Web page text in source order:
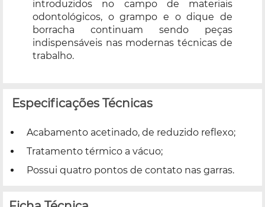
introduzidos no campo de materiais
odontológicos, o grampo e o dique de
borracha continuam sendo peças
indispensáveis nas modernas técnicas de
trabalho.
Especificações Técnicas
Acabamento acetinado, de reduzido reflexo;
Tratamento térmico a vácuo;
Possui quatro pontos de contato nas garras.